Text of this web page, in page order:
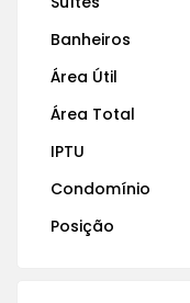
Banheiros
Área Útil
Área Total
IPTU
Condomínio
Posição